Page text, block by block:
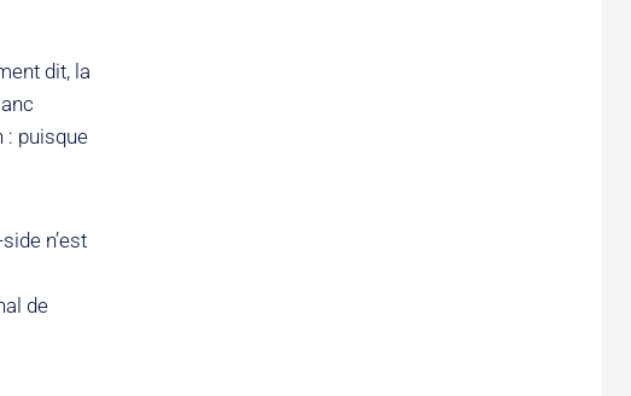
dit, la
: puisque
n’est
de